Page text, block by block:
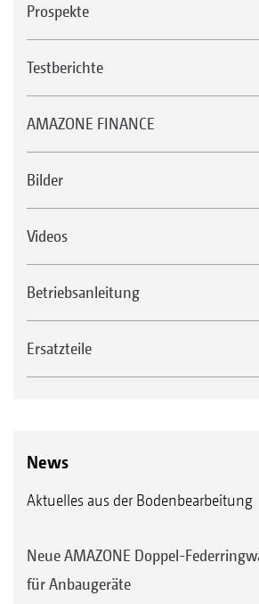
Prospekte
Testberichte
AMAZONE FINANCE
Bilder
Videos
Betriebsanleitung
Ersatzteile
News
Aktuelles aus der Bodenbearbeitung
Neue AMAZONE Doppel-
für Anbaugeräte